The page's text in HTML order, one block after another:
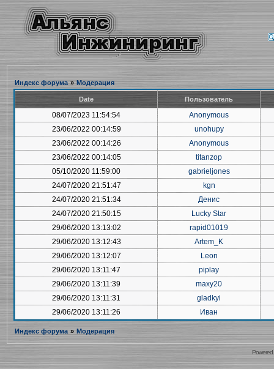
Индекс форума » Модерация
Date Пользователь
08/07/2023 11:54:54
Anonymous
23/06/2022 00:14:59
unohupy
23/06/2022 00:14:26
Anonymous
23/06/2022 00:14:05
titanzop
05/10/2020 11:59:00
gabrieljones
24/07/2020 21:51:47
kgn
24/07/2020 21:51:34
Денис
24/07/2020 21:50:15
Lucky Star
29/06/2020 13:13:02
rapid01019
29/06/2020 13:12:43
Artem_K
29/06/2020 13:12:07
Leon
29/06/2020 13:11:47
piplay
29/06/2020 13:11:39
maxy20
29/06/2020 13:11:31
gladkyi
29/06/2020 13:11:26
Иван
Индекс форума » Модерация